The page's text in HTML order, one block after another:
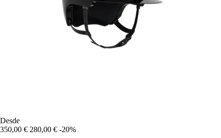
Desde
350,00 € 280,00 € -20%